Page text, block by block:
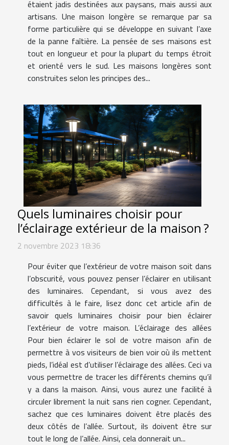
étaient jadis destinées aux paysans, mais aussi aux
artisans. Une maison longère se remarque par sa
forme particulière qui se développe en suivant l’axe
de la panne faîtière. La pensée de ses maisons est
tout en longueur et pour la plupart du temps étroit
et orienté vers le sud. Les maisons longères sont
construites selon les principes des...
Quels luminaires choisir pour
l’éclairage extérieur de la maison ?
2 novembre 2023 18:36
Pour éviter que l’extérieur de votre maison soit dans
l’obscurité, vous pouvez penser l’éclairer en utilisant
des luminaires. Cependant, si vous avez des
difficultés à le faire, lisez donc cet article afin de
savoir quels luminaires choisir pour bien éclairer
l’extérieur de votre maison. L’éclairage des allées
Pour bien éclairer le sol de votre maison afin de
permettre à vos visiteurs de bien voir où ils mettent
pieds, l’idéal est d’utiliser l’éclairage des allées. Ceci va
vous permettre de tracer les différents chemins qu’il
y a dans la maison. Ainsi, vous aurez une facilité à
circuler librement la nuit sans rien cogner. Cependant,
sachez que ces luminaires doivent être placés des
deux côtés de l’allée. Surtout, ils doivent être sur
tout le long de l’allée. Ainsi, cela donnerait un...